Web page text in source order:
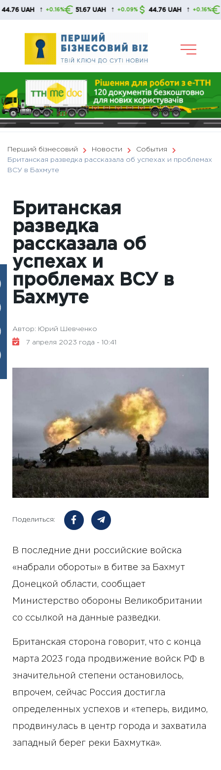
Skip
↑ +0.16% 51.67 UAH ↑ +0.09% 44.76 UAH ↑ +0.16% 51.67
Перший бізнесовий Новости
События
Британская разведка рассказала об успехах и проблемах
ВСУ в Бахмуте
Британская
разведка
рассказала об
успехах и
проблемах ВСУ в
Бахмуте
Автор: Юрий Шевченко
7 апреля 2023 года - 10:41
Поделиться:
В последние дни российские войска
«набрали обороты» в битве за Бахмут
Донецкой области, сообщает
Министерство обороны Великобритании
со ссылкой на данные разведки.
Британская сторона говорит, что с конца
марта 2023 года продвижение войск РФ в
значительной степени остановилось,
впрочем, сейчас Россия достигла
определенных успехов и «теперь, видимо,
продвинулась в центр города и захватила
западный берег реки Бахмутка».